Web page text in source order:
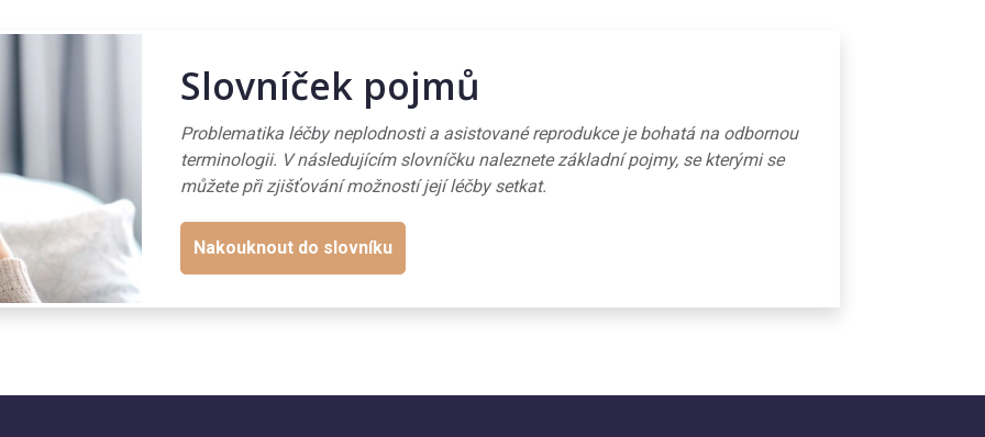
Slovníček pojmů
Problematika léčby neplodnosti a asistované reprodukce je bohatá na odbornou
terminologii. V následujícím slovníčku naleznete základní pojmy, se kterými se
můžete při zjišťování možností její léčby setkat.
Nakouknout do slovníku